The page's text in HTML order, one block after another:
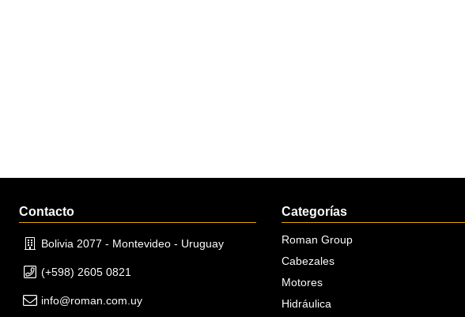
Contacto
Bolivia 2077 - Montevideo - Uruguay
(+598) 2605 0821
info@roman.com.uy
Categorías
Roman Group
Cabezales
Motores
Hidráulica